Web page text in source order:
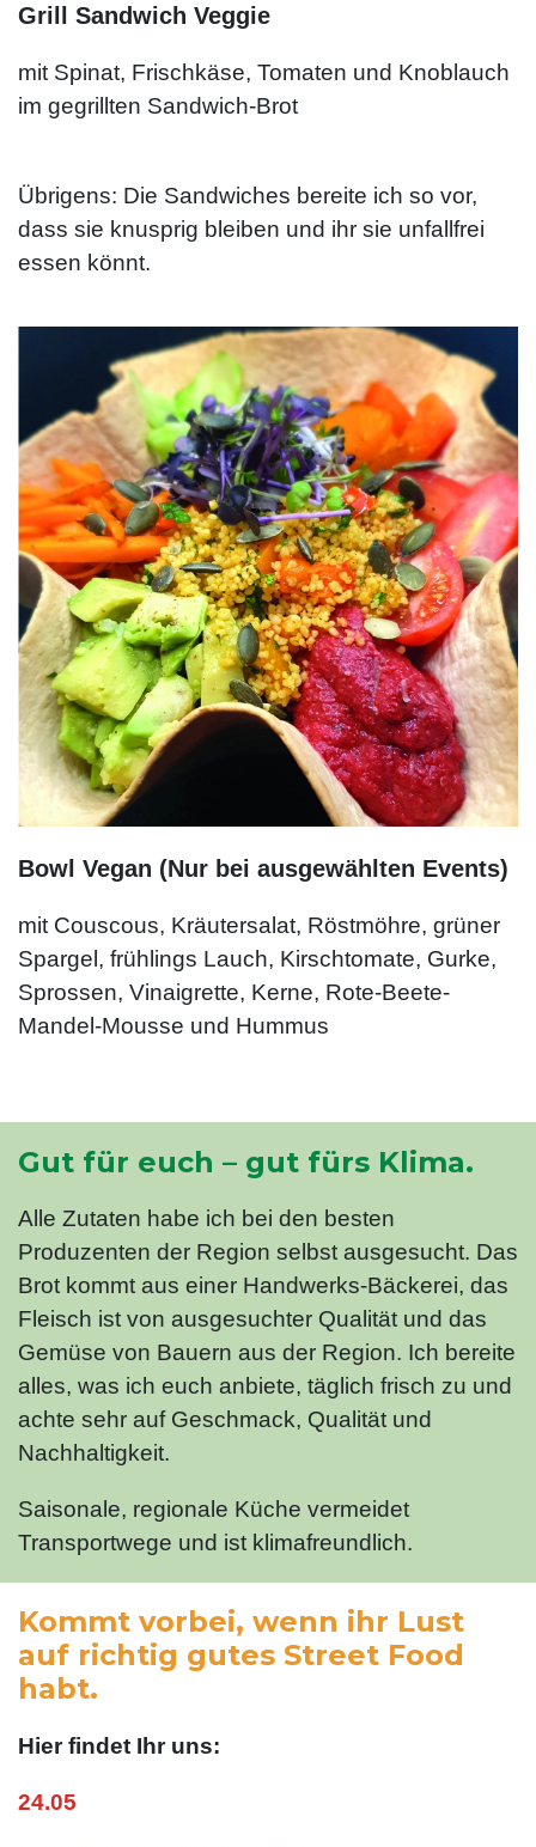
Grill Sandwich Veggie
mit Spinat, Frischkäse, Tomaten und Knoblauch
im gegrillten Sandwich-Brot
Übrigens: Die Sandwiches bereite ich so vor,
dass sie knusprig bleiben und ihr sie unfallfrei
essen könnt.
Bowl Vegan (Nur bei ausgewählten Events)
mit Couscous, Kräutersalat, Röstmöhre, grüner
Spargel, frühlings Lauch, Kirschtomate, Gurke,
Sprossen, Vinaigrette, Kerne, Rote-Beete-
Mandel-Mousse und Hummus
Gut für euch – gut fürs Klima.
Alle Zutaten habe ich bei den besten
Produzenten der Region selbst ausgesucht. Das
Brot kommt aus einer Handwerks-Bäckerei, das
Fleisch ist von ausgesuchter Qualität und das
Gemüse von Bauern aus der Region. Ich bereite
alles, was ich euch anbiete, täglich frisch zu und
achte sehr auf Geschmack, Qualität und
Nachhaltigkeit.
Saisonale, regionale Küche vermeidet
Transportwege und ist klimafreundlich.
Kommt vorbei, wenn ihr Lust
auf richtig gutes Street Food
habt.
Hier findet Ihr uns:
24.05